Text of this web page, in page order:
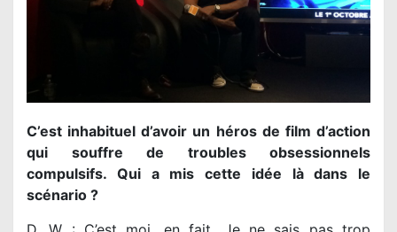
C’est inhabituel d’avoir un héros de film d’action
qui souffre de troubles obsessionnels
compulsifs. Qui a mis cette idée là dans le
scénario ?